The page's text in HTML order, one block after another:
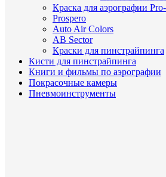
Краска для аэрографии
Prospero
Auto Air Colors
AB Sector
Краски для пинстрайпинга
Кисти для пинстрайпинга
Книги и фильмы по аэрографии
Покрасочные камеры
Пневмоинструменты